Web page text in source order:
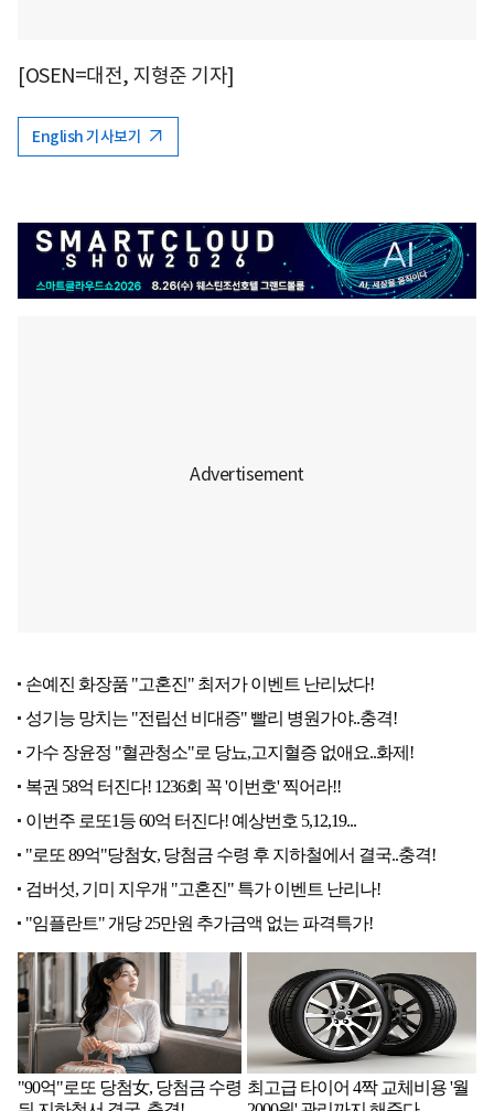
[OSEN=대전, 지형준 기자]
English 기사보기